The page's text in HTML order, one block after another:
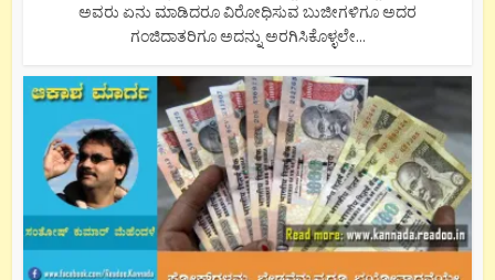
ಅವರು ಏನು ಮಾಡಿದರೂ ವಿರೋಧಿಸುವ ಬುಜೀಗಳಿಗೂ ಅದರ
ಗಂಜಿದಾತರಿಗೂ ಅದನ್ನು ಅರಗಿಸಿಕೊಳ್ಳಲೇ...